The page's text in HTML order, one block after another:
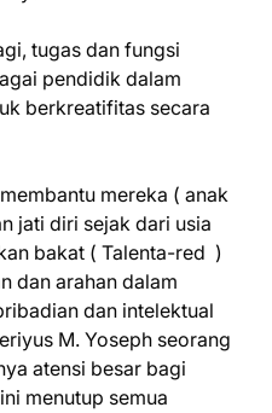
tugas dan fungsi
pendidik dalam
berkreatifitas secara
mereka ( anak
jati diri sejak dari usia
bakat ( Talenta-red )
dan arahan dalam
dan intelektual
M. Yoseph seorang
atensi besar bagi
menutup semua